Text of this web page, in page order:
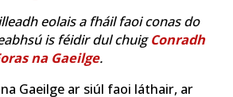
eolais a fháil faoi conas do
is féidir dul chuigConradh
na Gaeilge.
Gaeilge ar siúl faoi láthair, ar